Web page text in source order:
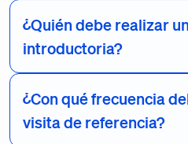
¿Quién debe realizar
introductoria?
¿Con qué frecuencia
visita de referencia?